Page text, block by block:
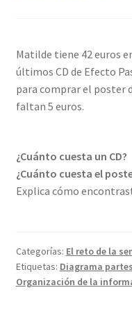
Matilde tiene 42 euros
últimos CD de Efecto
para comprar el poster
faltan 5 euros.
¿Cuánto cuesta un CD?
¿Cuánto cuesta el
Explica cómo
Categorías: El reto de la
Etiquetas: Diagrama
Organización de la